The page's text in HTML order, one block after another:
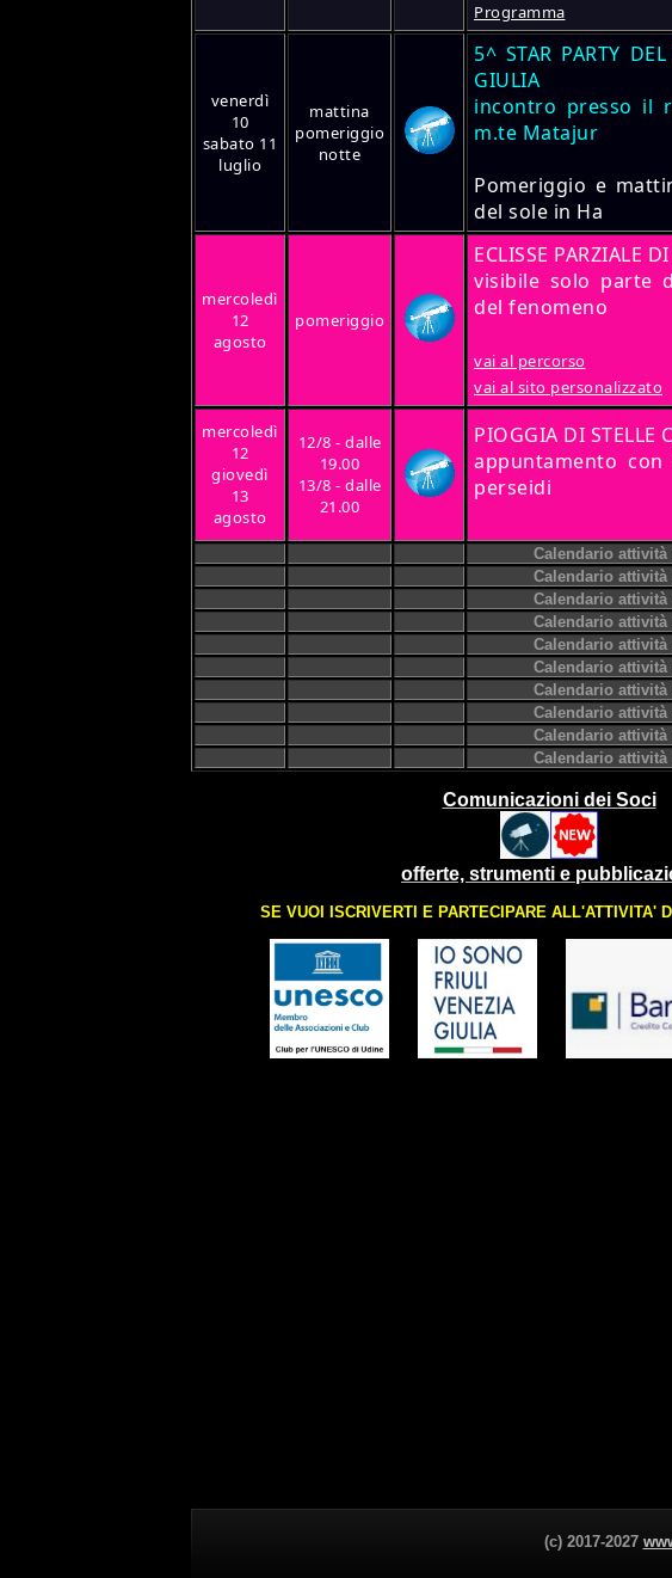
Programma
venerdì
10
sabato 11
luglio
mattina
pomeriggio
notte
5^ STAR PARTY
GIULIA
incontro presso il
m.te Matajur
Pomeriggio e
del sole in Ha
mercoledì
12
agosto
pomeriggio
ECLISSE PARZIALE
visibile solo parte
del fenomeno
vai al percorso
vai al sito personalizzato
mercoledì
12
giovedì
13
agosto
12/8 - dalle
19.00
13/8 - dalle
21.00
PIOGGIA DI STELLE
appuntamento
perseidi
Calendario attività
Calendario attività
Calendario attività
Calendario attività
Calendario attività
Calendario attività
Calendario attività
Calendario attività
Calendario attività
Calendario attività
Comunicazioni dei Soci
offerte, strumenti e
SE VUOI ISCRIVERTI E PARTECIPARE ALL'ATTIVITA'
(c) 2017-2027